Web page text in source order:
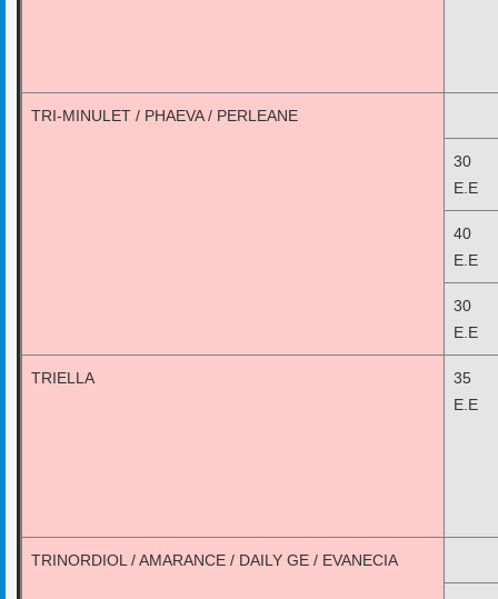
TRI-MINULET / PHAEVA / PERLEANE
30
E.E
40
E.E
30
E.E
TRIELLA
35
E.E
TRINORDIOL / AMARANCE / DAILY GE / EVANECIA